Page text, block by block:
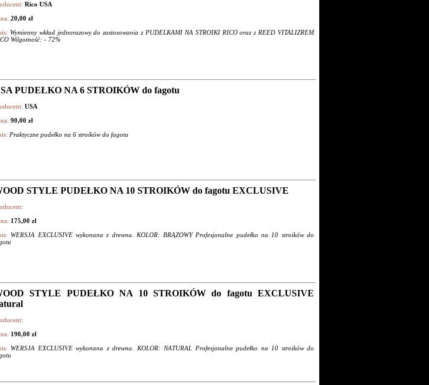
Rico USA
20,00 zł
Wymienny wkład jednorazowy do zastosowania z PUDELKAMI NA STROIKI RICO oraz z REED VITALIZREM
Wilgotność: - 72%
PUDEŁKO NA 6 STROIKÓW do fagotu
USA
90,00 zł
Praktyczne pudełko na 6 stroików do fagotu
STYLE PUDEŁKO NA 10 STROIKÓW do fagotu EXCLUSIVE
175,00 zł
WERSJA EXCLUSIVE wykonana z drewna. KOLOR: BRĄZOWY Profesjonalne pudełko na 10 stroików do
STYLE PUDEŁKO NA 10 STROIKÓW do fagotu EXCLUSIVE
190,00 zł
WERSJA EXCLUSIVE wykonana z drewna. KOLOR: NATURAL Profesjonalne pudełko na 10 stroików do